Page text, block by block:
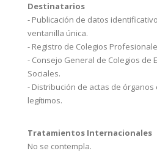
Destinatarios
- Publicación de datos
ventanilla única.
- Registro de Colegios
- Consejo General de Colegios de
Sociales.
- Distribución de actas de
legítimos.
Tratamientos Internacionales
No se contempla.